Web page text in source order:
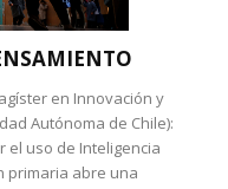
en Innovación y
Autónoma de Chile):
el uso de Inteligencia
primaria abre una